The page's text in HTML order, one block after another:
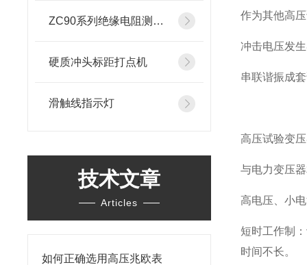
ZC90系列绝缘电阻测试仪
硬质冲头标距打点机
滑触线指示灯
技术文章
Articles
如何正确选用高压兆欧表
作为其他高
冲击电压发
串联谐振成
高压试验变
与电力变压
高电压、小
短时工作制
时间不长。